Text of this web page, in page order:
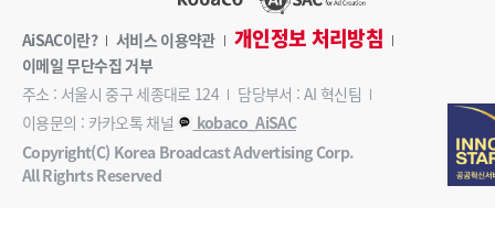
AiSAC이란? 서비스 이용약관 개인정보 처리방침
이메일 무단수집 거부
주소 : 서울시 중구 세종대로 124
담당부서 : AI 혁신팀
이용문의 : 카카오톡 채널
kobaco_AiSAC
Copyright(C) Korea Broadcast Advertising Corp.
All Righrts Reserved